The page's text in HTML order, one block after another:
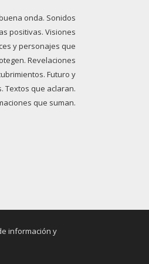
onda. Sonidos
positivas. Visiones
y personajes que
Revelaciones
Futuro y
Textos que aclaran.
que suman.
información y